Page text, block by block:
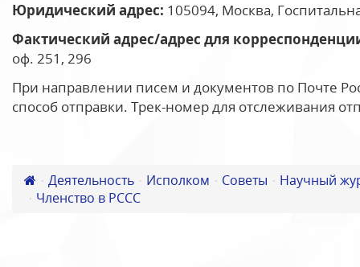
Юридический адрес: 105094, Москва,
Фактический адрес/адрес для
оф. 251, 296
При направлении писем и документов по Почте
способ отправки. Трек-номер для отслеживания
Деятельность Исполком Советы
Научный
Членство в РССС